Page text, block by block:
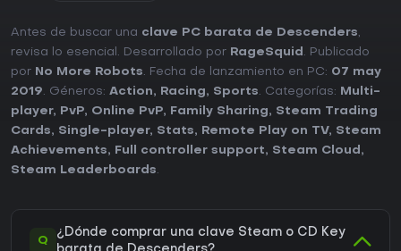
Antes de buscar una clave PC barata de Descenders,
revisa lo esencial. Desarrollado por RageSquid . Publicado
por No More Robots. Fecha de lanzamiento en PC: 07 may
2019. Géneros: Action, Racing, Sports. Categorías:
Multi-
player, PvP, Online PvP, Family Sharing, Steam Trading
Cards, Single-player, Stats, Remote Play on TV, Steam
Achievements, Full controller support, Steam Cloud ,
Steam Leaderboards.
Q
¿Dónde comprar una clave Steam o CD Key